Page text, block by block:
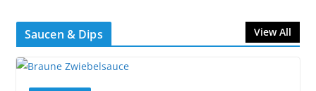
Saucen & Dips View All